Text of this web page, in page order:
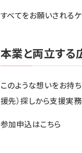
すべてをお願いされる
本業と両立す
このような想いをお持
援先）探しから支援実
参加申込はこちら